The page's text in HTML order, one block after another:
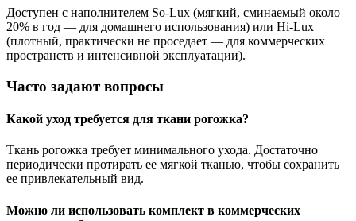
Доступен с наполнителем So-Lux (мягкий, сминаемый около
20% в год — для домашнего использования) или Hi-Lux
(плотный, практически не проседает — для коммерческих
пространств и интенсивной эксплуатации).
Часто задают вопросы
Какой уход требуется для ткани рогожка?
Ткань рогожка требует минимального ухода. Достаточно
периодически протирать ее мягкой тканью, чтобы сохранить
ее привлекательный вид.
Можно ли использовать комплект в коммерческих